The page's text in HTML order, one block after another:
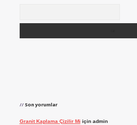
Son yorumlar
Granit Kaplama Çizilir Mi için admin